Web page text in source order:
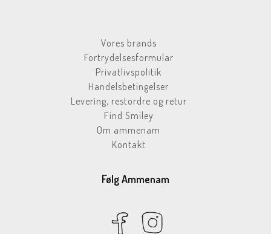
Vores brands
Fortrydelsesformular
Privatlivspolitik
Handelsbetingelser
Levering, restordre og retur
Find Smiley
Om ammenam
Kontakt
Følg Ammenam